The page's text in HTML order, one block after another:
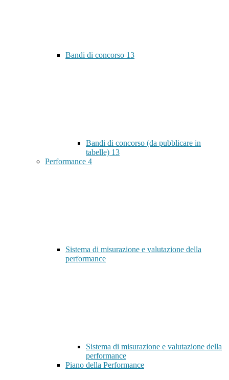
Bandi di concorso 13
Bandi di concorso (da pubblicare in
tabelle) 13
Performance 4
Sistema di misurazione e valutazione della
performance
Sistema di misurazione e valutazione della
performance
Piano della Performance